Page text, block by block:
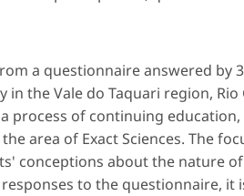
a questionnaire answered by
in the Vale do Taquari region, Rio
process of continuing
area of ​​Exact Sciences. The
conceptions about the nature
to the questionnaire, it